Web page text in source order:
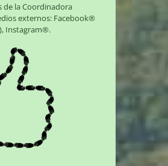
de la Coordinadora
externos: Facebook®
, Instagram®.